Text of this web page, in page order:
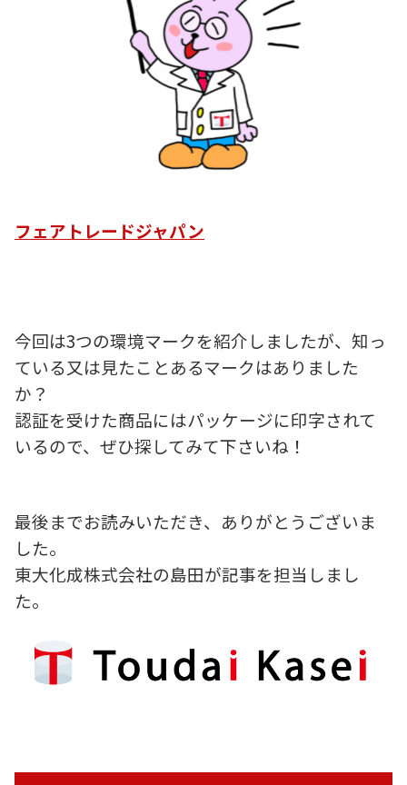
フェアトレードジャパン
今回は3つの環境マークを紹介しましたが、 知っ
ている又は見たことあるマークはありました
か？
認証を受けた商品にはパッケージに印字されて
いるので、ぜひ探してみて下さいね！
最後までお読みいただき、ありがとうございま
した。
東大化成株式会社の島田が記事を担当しまし
た。